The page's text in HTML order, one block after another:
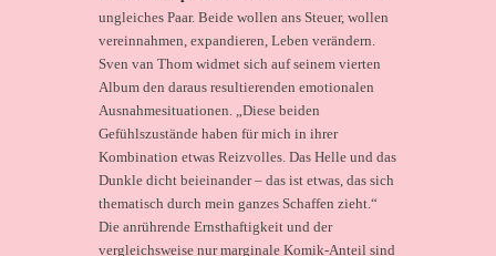
ungleiches Paar. Beide wollen ans Steuer, wollen
vereinnahmen, expandieren, Leben verändern.
Sven van Thom widmet sich auf seinem vierten
Album den daraus resultierenden emotionalen
Ausnahmesituationen. „Diese beiden
Gefühlszustände haben für mich in ihrer
Kombination etwas Reizvolles. Das Helle und das
Dunkle dicht beieinander – das ist etwas, das sich
thematisch durch mein ganzes Schaffen zieht.“
Die anrührende Ernsthaftigkeit und der
vergleichsweise nur marginale Komik-Anteil sind